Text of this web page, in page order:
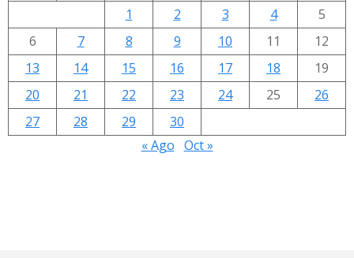
1
2 3 4
5
6
7 8 9 10 11
12
13
14 15 16 17 18
19
20
21 22 23 24 25
26
27
28 29
30
« Ago Oct »